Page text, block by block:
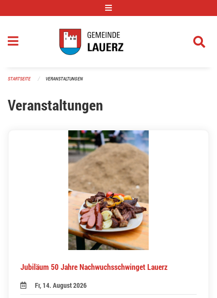
STARTSEITE VERANSTALTUNGEN
Veranstaltungen
Jubiläum 50 Jahre Nachwuchsschwinget Lauerz
Fr, 14. August 2026